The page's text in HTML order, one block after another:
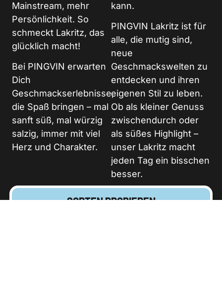
Mainstream, mehr
Persönlichkeit. So
schmeckt Lakritz, das
glücklich macht!
Bei PINGVIN erwarten
Dich
Geschmackserlebnisse,
die Spaß bringen – mal
sanft süß, mal würzig
salzig, immer mit viel
Herz und Charakter.
kann.
PINGVIN Lakritz ist für
alle, die mutig sind,
neue
Geschmackswelten zu
entdecken und ihren
eigenen Stil zu leben.
Ob als kleiner Genuss
zwischendurch oder
als süßes Highlight –
unser Lakritz macht
jeden Tag ein bisschen
besser.
SORTEN PROBIEREN